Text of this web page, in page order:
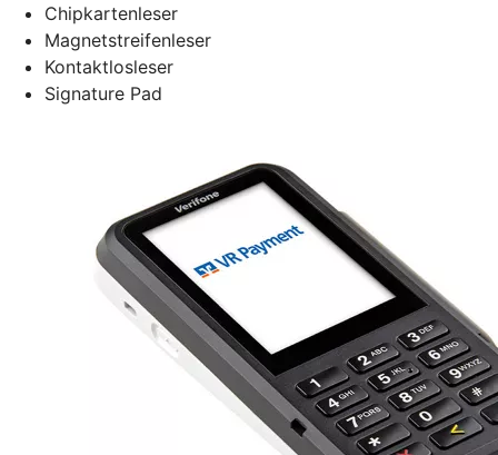
Chipkartenleser
Magnetstreifenleser
Kontaktlosleser
Signature Pad